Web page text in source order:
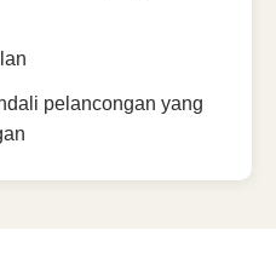
pelancongan yang